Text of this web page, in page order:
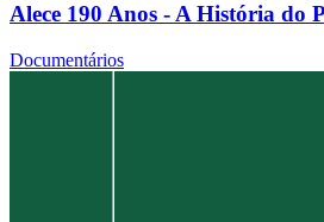
Alece 190 Anos - A História do
Documentários